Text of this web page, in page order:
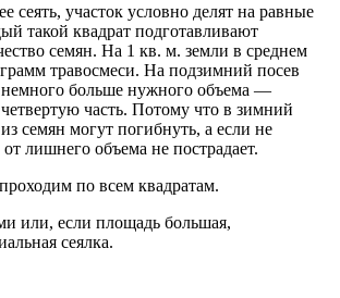
сеять, участок условно делят на равные
такой квадрат подготавливают
семян. На 1 кв. м. земли в среднем
травосмеси. На подзимний посев
немного больше нужного объема —
часть. Потому что в зимний
семян могут погибнуть, а если не
лишнего объема не пострадает.
по всем квадратам.
или, если площадь большая,
сеялка.